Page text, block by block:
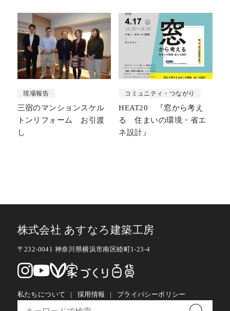
現場報告
三宿のマンションスケル
トンリフォーム お引渡
し
コミュニティ・つながり
HEAT20 『窓から考え
る 住まいの環境・省エ
ネ設計』
株式会社 あすなろ建築工房
〒232-0041 神奈川県横浜市南区睦町1-23-4
私たちについて 採用情報 プライバシーポリシー